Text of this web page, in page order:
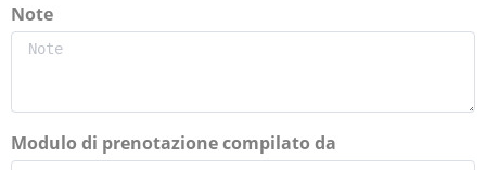
Note
Modulo di prenotazione compilato da